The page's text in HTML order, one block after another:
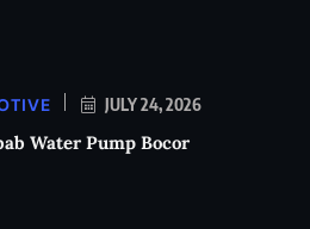
JULY 24, 2026
Water Pump Bocor